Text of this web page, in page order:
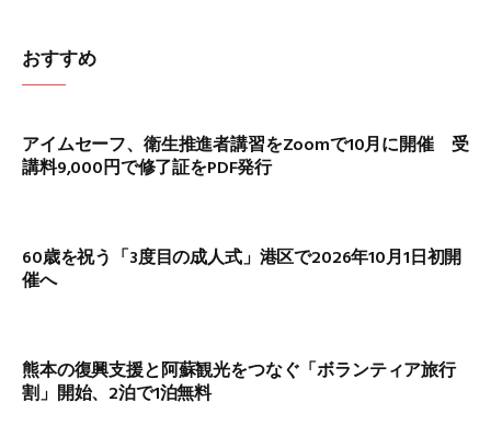
おすすめ
アイムセーフ、衛生推進者講習をZoomで10月に開催 受
講料9,000円で修了証をPDF発行
60歳を祝う「3度目の成人式」港区で2026年10月1日初開
催へ
熊本の復興支援と阿蘇観光をつなぐ「ボランティア旅行
割」開始、2泊で1泊無料